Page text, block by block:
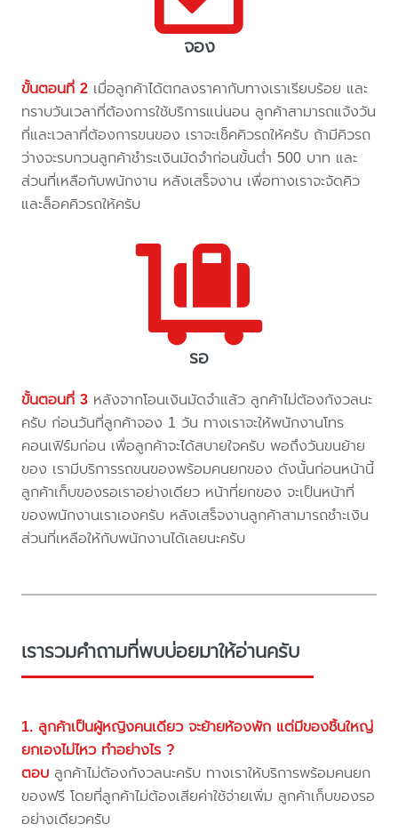
จอง
ขั้นตอนที่ 2 เมื่อลูกค้าได้ตกลงราคากับทางเราเรียบร้อย และ
ทราบวันเวลาที่ต้องการใช้บริการแน่นอน ลูกค้าสามารถแจ้งวัน
ที่และเวลาที่ต้องการขนของ เราจะเช็คคิวรถให้ครับ ถ้ามีคิวรถ
ว่างจะรบกวนลูกค้าชำระเงินมัดจำก่อนขั้นต่ำ 500 บาท และ
ส่วนที่เหลือกับพนักงาน หลังเสร็จงาน เพื่อทางเราจะจัดคิว
และล็อคคิวรถให้ครับ
รอ
ขั้นตอนที่ 3 หลังจากโอนเงินมัดจำแล้ว ลูกค้าไม่ต้องกังวลนะ
ครับ ก่อนวันที่ลูกค้าจอง 1 วัน ทางเราจะให้พนักงานโทร
คอนเฟิร์มก่อน เพื่อลูกค้าจะได้สบายใจครับ พอถึงวันขนย้าย
ของ เรามีบริการรถขนของพร้อมคนยกของ ดังนั้นก่อนหน้านี้
ลูกค้าเก็บของรอเราอย่างเดียว หน้าที่ยกของ จะเป็นหน้าที่
ของพนักงานเราเองครับ หลังเสร็จงานลูกค้าสามารถชำะเงิน
ส่วนที่เหลือให้กับพนักงานได้เลยนะครับ
เรารวมคำถามที่พบบ่อยมาให้อ่านครับ
1. ลูกค้าเป็นผู้หญิงคนเดียว จะย้ายห้องพัก แต่มีของชิ้นใหญ่
ยกเองไม่ไหว ทำอย่างไร ?
ตอบ ลูกค้าไม่ต้องกังวลนะครับ ทางเราให้บริการพร้อมคนยก
ของฟรี โดยที่ลูกค้าไม่ต้องเสียค่าใช้จ่ายเพิ่ม ลูกค้าเก็บของรอ
อย่างเดียวครับ